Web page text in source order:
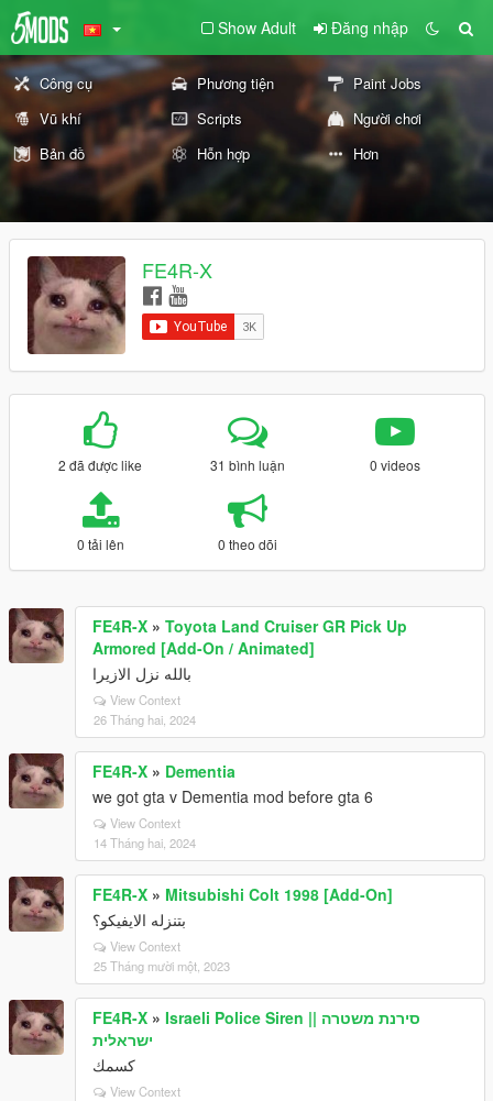
Show Adult Đăng nhập
Công cụ Phương tiện
Paint Jobs
Vũ khí
Scripts
Người chơi
Bản đồ
Hỗn hợp Hơn
FE4R-X
2 đã được like 31 bình luận 0 videos
0 tải lên 0 theo dõi
FE4R-X » Toyota Land Cruiser GR Pick Up
Armored [Add-On / Animated]
بالله نزل الازيرا
View Context
26 Tháng hai, 2024
FE4R-X » Dementia
we got gta v Dementia mod before gta 6
View Context
14 Tháng hai, 2024
FE4R-X » Mitsubishi Colt 1998 [Add-On]
بتنزله الايفيكو؟
View Context
25 Tháng mười một, 2023
FE4R-X » Israeli Police Siren || סירנת משטרה
ישראלית
كسمك
View Context